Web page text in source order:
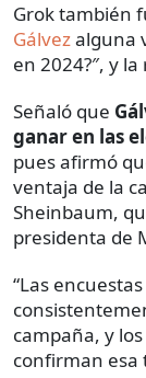
Grok también
Gálvezalguna
en 2024?″, y
Señaló que
ganar en las
pues afirmó
ventaja de la
Sheinbaum,
presidenta de
“Las
campaña, y
confirman esa